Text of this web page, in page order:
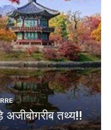
अजीबोगरीब तथ्य!!